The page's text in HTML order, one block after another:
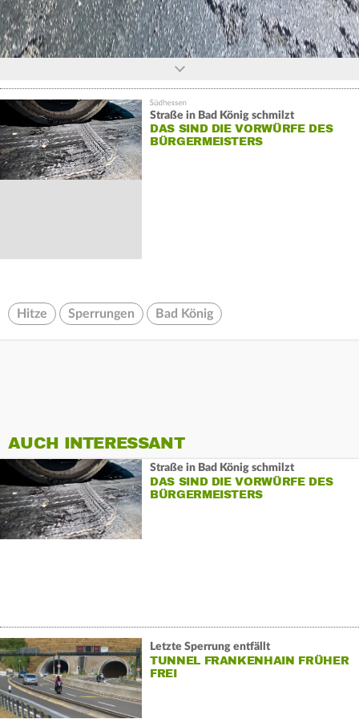
Straße in Bad König schmilzt
DAS SIND DIE VORWÜRFE DES
BÜRGERMEISTERS
Hitze Sperrungen Bad König
AUCH INTERESSANT
Straße in Bad König schmilzt
DAS SIND DIE VORWÜRFE DES
BÜRGERMEISTERS
Letzte Sperrung entfällt
TUNNEL FRANKENHAIN FRÜHER
FREI